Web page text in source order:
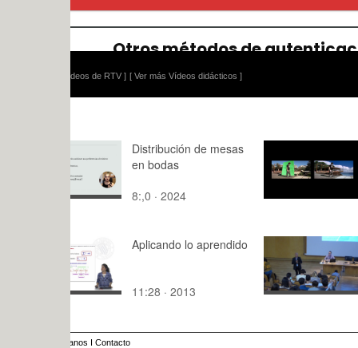
[ Ver más Vídeos didácticos ]
Distribución de mesas
en bodas
8:,0 · 2024
a
1:14 · 2015
Aplicando lo aprendido
11:28 · 2013
CICLO
TALLER
52:33 ·